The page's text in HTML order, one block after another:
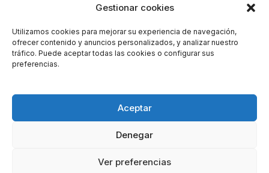
Gestionar cookies
Utilizamos cookies para mejorar su experiencia de navegación,
ofrecer contenido y anuncios personalizados, y analizar nuestro
tráfico. Puede aceptar todas las cookies o configurar sus
preferencias.
Aceptar
Denegar
Ver preferencias
Web
navegador para la próxima vez que comente.